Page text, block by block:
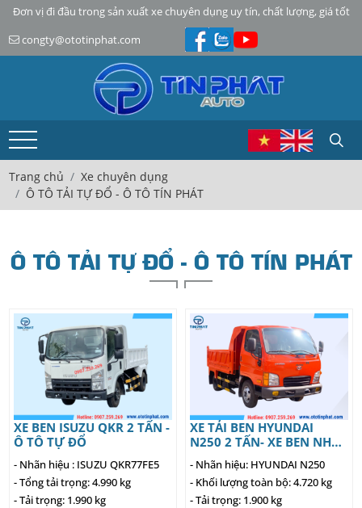
Đơn vị đi đầu trong sản xuất xe chuyên dụng uy tín, chất lượng, giá tốt
congty@ototinphat.com
Trang chủ
Xe chuyên dụng
Ô TÔ TẢI TỰ ĐỔ - Ô TÔ TÍN PHÁT
Ô TÔ TẢI TỰ ĐỔ - Ô TÔ TÍN PHÁT
XE BEN ISUZU QKR 2 TẤN -
Ô TÔ TỰ ĐỔ
- Nhãn hiệu : ISUZU QKR77FE5
- Tổng tải trọng: 4.990 kg
- Tải trọng: 1.990 kg
XE TẢI BEN HYUNDAI
N250 2 TẤN- XE BEN NHỎ
- Nhãn hiệu: HYUNDAI N250
- Khối lượng toàn bộ: 4.720 kg
- Tải trọng: 1.900 kg